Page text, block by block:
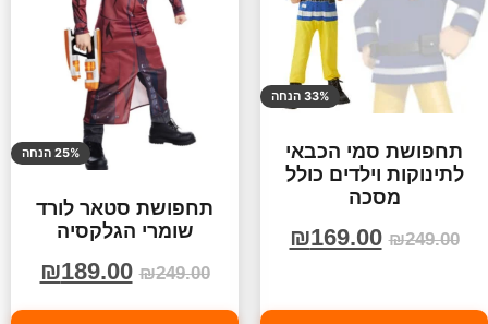
33% הנחה
תחפושת סמי הכבאי
לתינוקות וילדים כולל
מסכה
₪249.00
₪169.00
25% הנחה
תחפושת סטאר לורד
שומרי הגלקסיה
₪249.00
₪189.00